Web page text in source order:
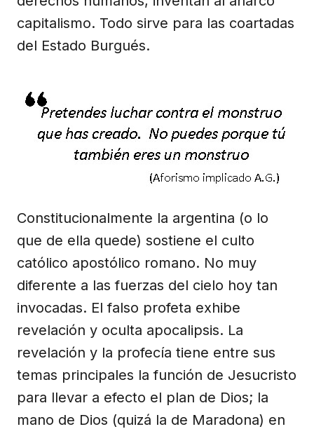
capitalismo. Todo sirve para las coartadas
del Estado Burgués.
Constitucionalmente la argentina (o lo
que de ella quede) sostiene el culto
católico apostólico romano. No muy
diferente a las fuerzas del cielo hoy tan
invocadas. El falso profeta exhibe
revelación y oculta apocalipsis. La
revelación y la profecía tiene entre sus
temas principales la función de Jesucristo
para llevar a efecto el plan de Dios; la
mano de Dios (quizá la de Maradona) en